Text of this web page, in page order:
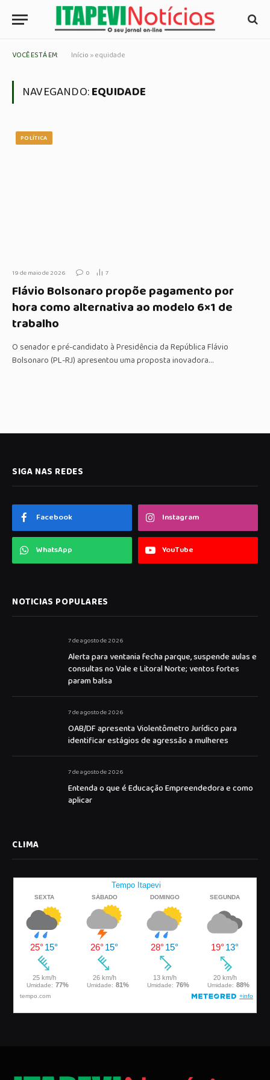
VOCÊ ESTÁ EM: Início »equidade
NAVEGANDO:EQUIDADE
POLÍTICA
19 de maio de 2026 0 7
Flávio Bolsonaro propõe pagamento por
hora como alternativa ao modelo 6×1 de
trabalho
O senador e pré-candidato à Presidência da República Flávio
Bolsonaro (PL-RJ) apresentou uma proposta inovadora…
SIGA NAS REDES
Facebook Instagram
WhatsApp YouTube
NOTICIAS POPULARES
7 de agosto de 2026
Alerta para ventania fecha parque, suspende aulas e
consultas no Vale e Litoral Norte; ventos fortes
param balsa
7 de agosto de 2026
OAB/DF apresenta Violentômetro Jurídico para
identificar estágios de agressão a mulheres
7 de agosto de 2026
Entenda o que é Educação Empreendedora e como
aplicar
CLIMA